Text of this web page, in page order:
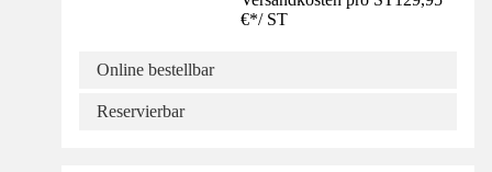
€*/ ST
Online bestellbar
Reservierbar